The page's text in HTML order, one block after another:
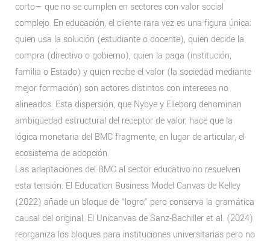
corto— que no se cumplen en sectores con valor social
complejo. En educación, el cliente rara vez es una figura única:
quien usa la solución (estudiante o docente), quien decide la
compra (directivo o gobierno), quien la paga (institución,
familia o Estado) y quien recibe el valor (la sociedad mediante
mejor formación) son actores distintos con intereses no
alineados. Esta dispersión, que Nybye y Elleborg denominan
ambigüedad estructural del receptor de valor, hace que la
lógica monetaria del BMC fragmente, en lugar de articular, el
ecosistema de adopción.
Las adaptaciones del BMC al sector educativo no resuelven
esta tensión. El Education Business Model Canvas de Kelley
(2022) añade un bloque de “logro” pero conserva la gramática
causal del original. El Unicanvas de Sanz-Bachiller et al. (2024)
reorganiza los bloques para instituciones universitarias pero no